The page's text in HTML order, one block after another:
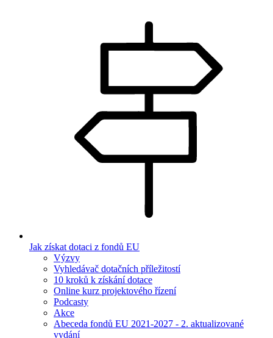
Jak získat dotaci z fondů EU
Výzvy
Vyhledávač dotačních příležitostí
10 kroků k získání dotace
Online kurz projektového řízení
Podcasty
Akce
Abeceda fondů EU 2021-2027 - 2. aktualizované
vydání